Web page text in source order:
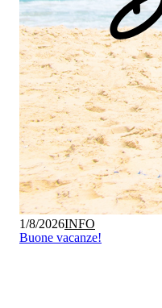
1/8/2026INFO
Buone vacanze!